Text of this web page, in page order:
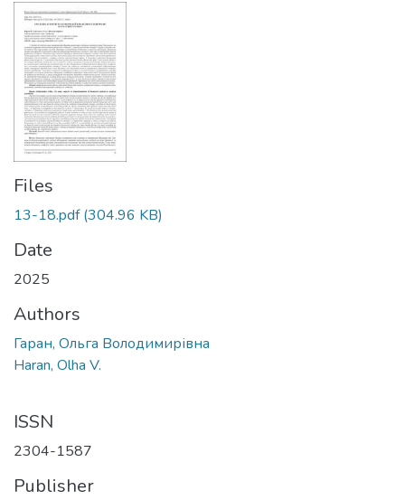
Files
13-18.pdf(304.96 KB)
Date
2025
Authors
Гаран, Ольга Володимирівна
Haran, Olha V.
ISSN
2304-1587
Publisher